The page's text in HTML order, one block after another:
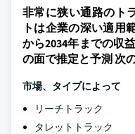
非常に狭い通路のト
トは企業の深い適用
から2034年までの収
の面で推定と予測 次
市場、タイプによって
リーチトラック
タレットトラック